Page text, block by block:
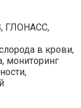
ГЛОНАСC,
в крови,
мониторинг